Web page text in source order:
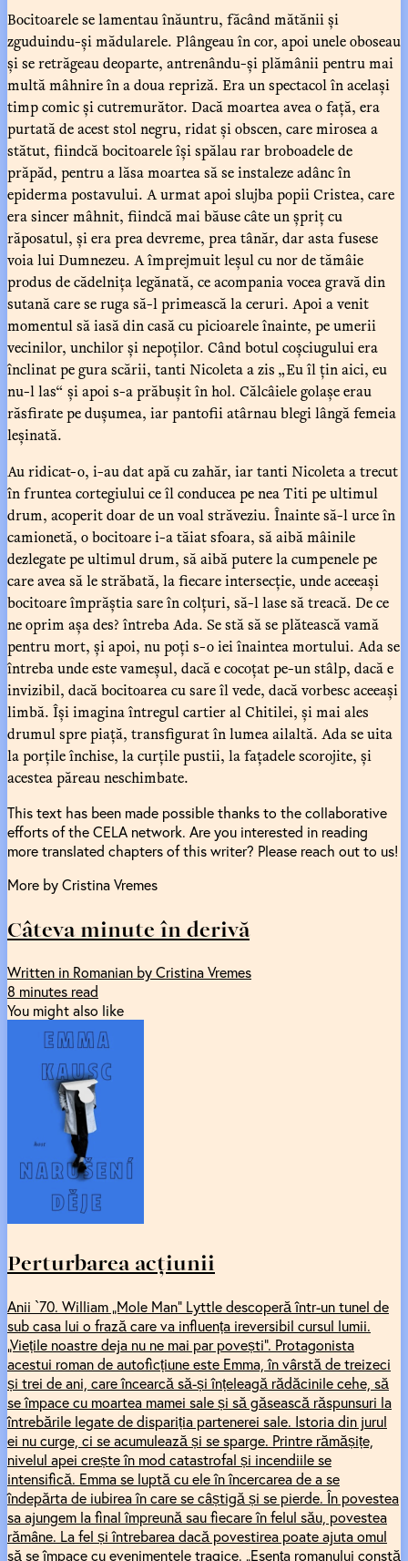
Bocitoarele se lamentau înăuntru, făcând mătănii și
zguduindu-și mădularele. Plângeau în cor, apoi unele oboseau
și se retrăgeau deoparte, antrenându-și plămânii pentru mai
multă mâhnire în a doua repriză. Era un spectacol în același
timp comic și cutremurător. Dacă moartea avea o față, era
purtată de acest stol negru, ridat și obscen, care mirosea a
stătut, fiindcă bocitoarele își spălau rar broboadele de
prăpăd, pentru a lăsa moartea să se instaleze adânc în
epiderma postavului. A urmat apoi slujba popii Cristea, care
era sincer mâhnit, fiindcă mai băuse câte un șpriț cu
răposatul, și era prea devreme, prea tânăr, dar asta fusese
voia lui Dumnezeu. A împrejmuit leșul cu nor de tămâie
produs de cădelnița legănată, ce acompania vocea gravă din
sutană care se ruga să-l primească la ceruri. Apoi a venit
momentul să iasă din casă cu picioarele înainte, pe umerii
vecinilor, unchilor și nepoților. Când botul coșciugului era
înclinat pe gura scării, tanti Nicoleta a zis „Eu îl țin aici, eu
nu-l las“ și apoi s-a prăbușit în hol. Călcâiele golașe erau
răsfirate pe dușumea, iar pantofii atârnau blegi lângă femeia
leșinată.
Au ridicat-o, i-au dat apă cu zahăr, iar tanti Nicoleta a trecut
în fruntea cortegiului ce îl conducea pe nea Titi pe ultimul
drum, acoperit doar de un voal străveziu. Înainte să-l urce în
camionetă, o bocitoare i-a tăiat sfoara, să aibă mâinile
dezlegate pe ultimul drum, să aibă putere la cumpenele pe
care avea să le străbată, la fiecare intersecție, unde aceeași
bocitoare împrăștia sare în colțuri, să-l lase să treacă. De ce
ne oprim așa des? întreba Ada. Se stă să se plătească vamă
pentru mort, și apoi, nu poți s-o iei înaintea mortului. Ada se
întreba unde este vameșul, dacă e cocoțat pe-un stâlp, dacă e
invizibil, dacă bocitoarea cu sare îl vede, dacă vorbesc aceeași
limbă. Își imagina întregul cartier al Chitilei, și mai ales
drumul spre piață, transfigurat în lumea ailaltă. Ada se uita
la porțile închise, la curțile pustii, la fațadele scorojite, și
acestea păreau neschimbate.
This text has been made possible thanks to the collaborative
efforts of the CELA network. Are you interested in reading
more translated chapters of this writer? Please reach out to us!
More by Cristina Vremes
Câteva minute în derivă
Written in Romanian by Cristina Vremes
8 minutes read
You might also like
Perturbarea acțiunii
Anii `70. William „Mole Man” Lyttle descoperă într-un tunel de
sub casa lui o frază care va influența ireversibil cursul lumii.
„Viețile noastre deja nu ne mai par povești”. Protagonista
acestui roman de autoficțiune este Emma, în vârstă de treizeci
și trei de ani, care încearcă să-și înțeleagă rădăcinile cehe, să
se împace cu moartea mamei sale și să găsească răspunsuri la
întrebările legate de dispariția partenerei sale. Istoria din jurul
ei nu curge, ci se acumulează și se sparge. Printre rămășițe,
nivelul apei crește în mod catastrofal și incendiile se
intensifică. Emma se luptă cu ele în încercarea de a se
îndepărta de iubirea în care se câștigă și se pierde. În povestea
sa ajungem la final împreună sau fiecare în felul său, povestea
rămâne. La fel și întrebarea dacă povestirea poate ajuta omul
să se împace cu evenimentele tragice. „Esența romanului constă